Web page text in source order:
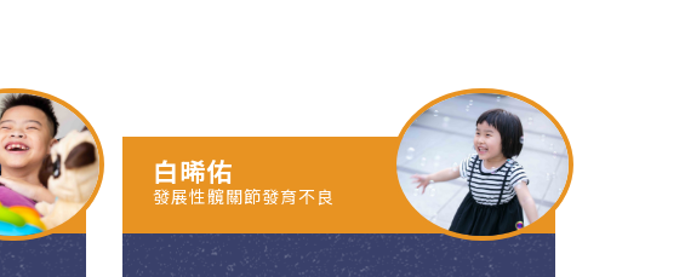
白晞佑
發展性髖關節發育不良